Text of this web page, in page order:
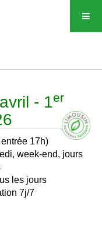
avril - 1er
17h)
week-end, jours
les jours
7j/7